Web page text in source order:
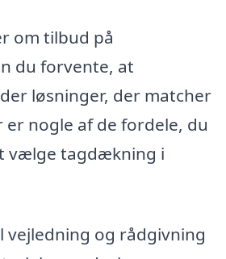
om tilbud på
du forvente, at
løsninger, der matcher
er nogle af de fordele, du
vælge tagdækning i
vejledning og rådgivning